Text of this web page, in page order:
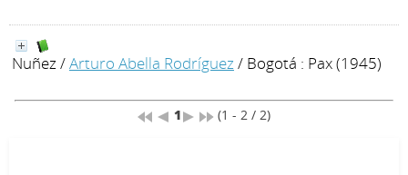
Nuñez/Arturo Abella Rodríguez/ Bogotá : Pax (1945)
1 (1 - 2 / 2)